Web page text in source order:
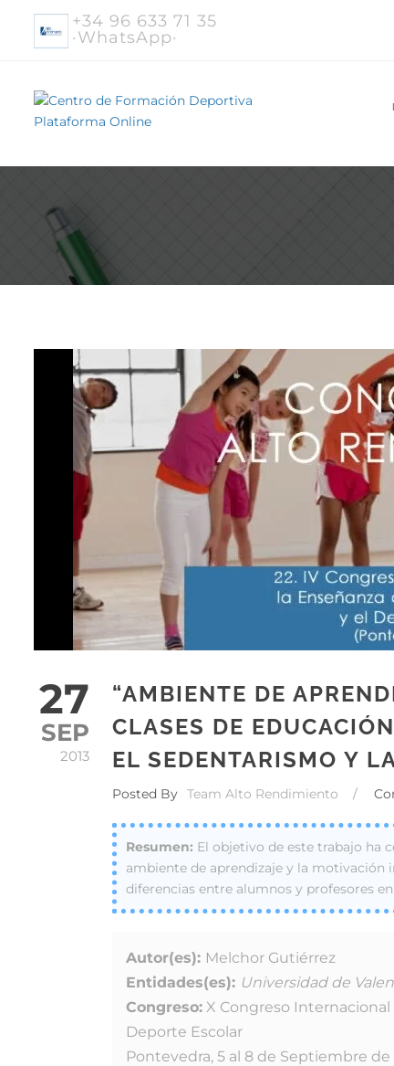
+34 96 633 71 35
·WhatsApp·
27
SEP
2013
“AMBIENTE DE
CLASES DE
EL SEDENTARISMO Y
Posted By Team Alto Rendimiento /
El objetivo de este trabajo ha
ambiente de aprendizaje y la motivación
diferencias entre alumnos y profesores
Autor(es): Melchor Gutiérrez
Entidades(es): Universidad de
Congreso: X Congreso Internacional
Deporte Escolar
Pontevedra, 5 al 8 de Septiembre de